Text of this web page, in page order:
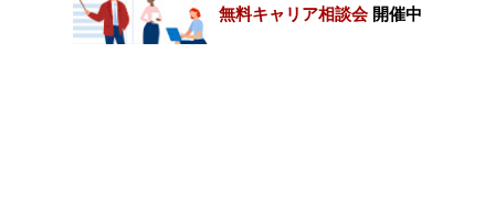
無料キャリア相談会 開催中